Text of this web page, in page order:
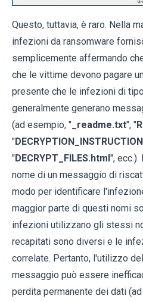
Questo, tuttavia, è raro. Nella
infezioni da ransomware
semplicemente affermando
che le vittime devono pagare
presente che le infezioni di
generalmente generano
(ad esempio, " _readme.txt", "
"
"DECRYPT_FILES.html",
nome di un messaggio di
modo per identificare
maggior parte di questi nomi
infezioni utilizzano gli stessi
recapitati sono diversi e le
correlate. Pertanto, l'utilizzo
messaggio può essere
perdita permanente dei dati